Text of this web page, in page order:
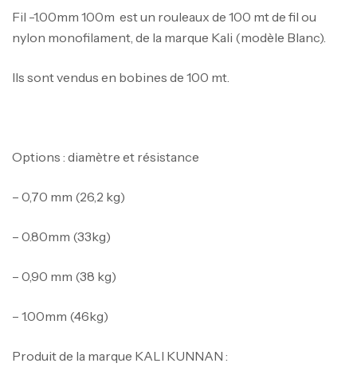
Fil -1.00mm 100m est un rouleaux de 100 mt de fil ou
nylon monofilament, de la marque Kali (modèle Blanc).
Ils sont vendus en bobines de 100 mt.
Options : diamètre et résistance
– 0,70 mm (26,2 kg)
– 0.80mm (33kg)
– 0,90 mm (38 kg)
– 1.00mm (46kg)
Produit de la marque KALI KUNNAN :
1.83m 120/250gr 30kg
د.ت340,000